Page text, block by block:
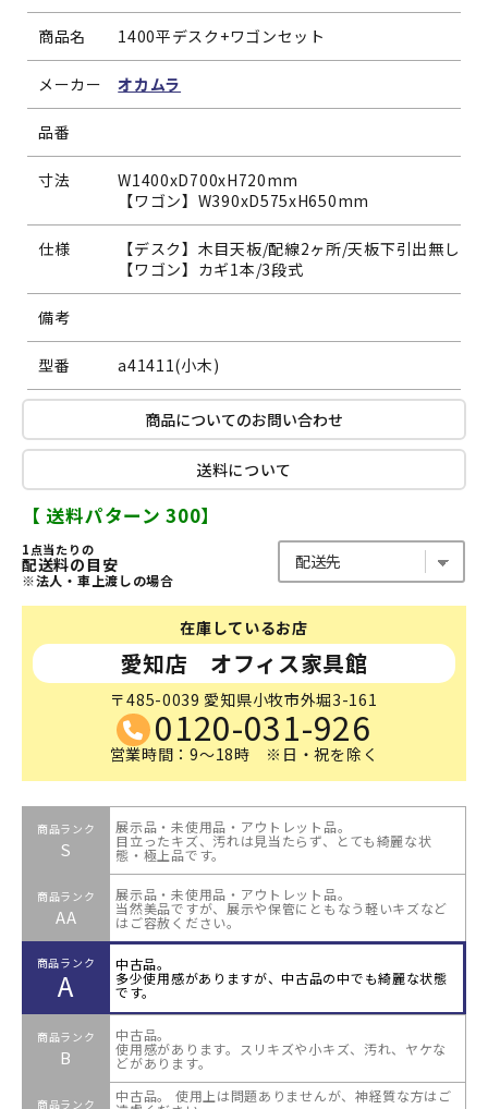
商品名 1400平デスク+ワゴンセット
メーカー オカムラ
品番
寸法
W1400xD700xH720mm
【ワゴン】W390xD575xH650mm
仕様
【デスク】木目天板/配線2ヶ所/天板下引出無し
【ワゴン】カギ1本/3段式
備考
型番 a41411(小木)
商品についてのお問い合わせ
送料について
【 送料パターン 300】
1点当たりの
配送料の目安
※法人・車上渡しの場合
在庫しているお店
愛知店 オフィス家具館
〒485-0039 愛知県小牧市外堀3-161
0120-031-926
営業時間：9～18時 ※日・祝を除く
商品ランク
S
展示品・未使用品・アウトレット品。
目立ったキズ、汚れは見当たらず、とても綺麗な状
態・極上品です。
商品ランク
AA
展示品・未使用品・アウトレット品。
当然美品ですが、展示や保管にともなう軽いキズなど
はご容赦ください。
商品ランク
A
中古品。
多少使用感がありますが、中古品の中でも綺麗な状態
です。
商品ランク
B
中古品。
使用感があります。スリキズや小キズ、汚れ、ヤケな
どがあります。
商品ランク 中古品。 使用上は問題ありませんが、神経質な方はご